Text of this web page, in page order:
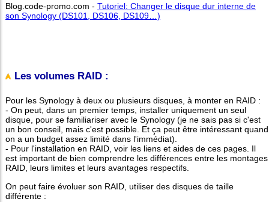
Blog.code-promo.com - Tutoriel: Changer le disque dur interne de
son Synology (DS101, DS106, DS109…)
Les volumes RAID :
Pour les Synology à deux ou plusieurs disques, à monter en RAID :
- On peut, dans un premier temps, installer uniquement un seul
disque, pour se familiariser avec le Synology (je ne sais pas si c'est
un bon conseil, mais c'est possible. Et ça peut être intéressant quand
on a un budget assez limité dans l'immédiat).
- Pour l'installation en RAID, voir les liens et aides de ces pages. Il
est important de bien comprendre les différences entre les montages
RAID, leurs limites et leurs avantages respectifs.
On peut faire évoluer son RAID, utiliser des disques de taille
différente :